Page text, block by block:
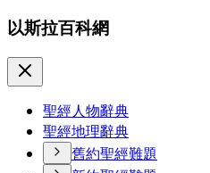
以斯拉百科網
聖經人物辭典
聖經地理辭典
舊約聖經難題